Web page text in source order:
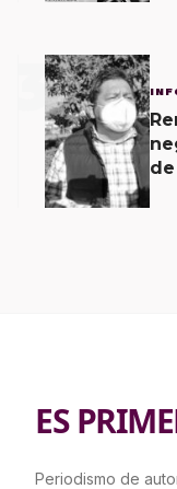
3
ES
Periodismo de